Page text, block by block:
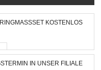
RINGMASSSET KOSTENLOS
IN UNSER FILIALE